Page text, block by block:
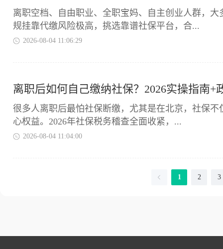
离职空档、自由职业、全职宝妈、自主创业人群，
规挂靠代缴风险极高，挑选靠谱社保平台，合...
2026-08-04 11:06:29
离职后如何自己缴纳社保？2026实操指南+
很多人离职后最怕社保断缴，尤其是在北京，社保
心权益。2026年社保税务稽查全面收紧，...
2026-08-04 11:04:00
1 2 3